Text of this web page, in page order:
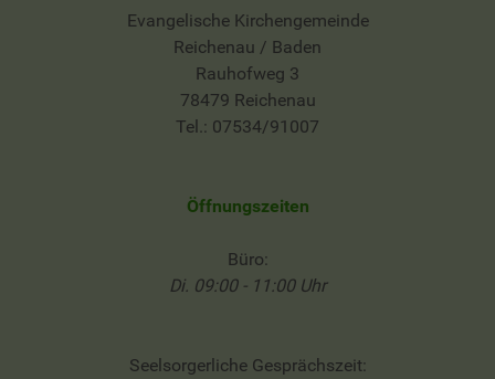
Evangelische Kirchengemeinde
Reichenau / Baden
Rauhofweg 3
78479 Reichenau
Tel.: 07534/91007
Öffnungszeiten
Büro:
Di. 09:00 - 11:00 Uhr
Seelsorgerliche Gesprächszeit: